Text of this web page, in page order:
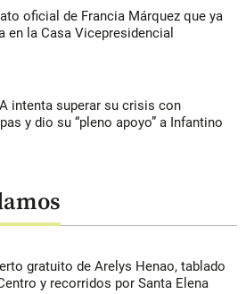
oficial de Francia Márquez que ya
en la Casa Vicepresidencial
intenta superar su crisis con
y dio su “pleno apoyo” a Infantino
gratuito de Arelys Henao, tablado
y recorridos por Santa Elena